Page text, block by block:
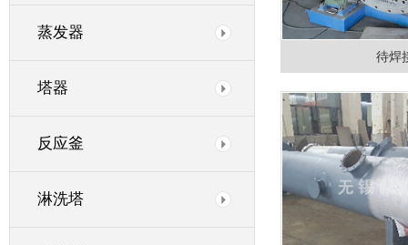
蒸发器
塔器
反应釜
淋洗塔
待焊